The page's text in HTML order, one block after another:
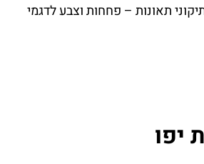
תאונות – פחחות וצבע לדגמי
יפו